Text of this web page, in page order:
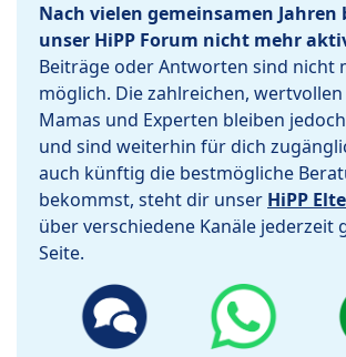
Nach vielen gemeinsamen
unser HiPP Forum nicht mehr
Beiträge oder Antworten sind nicht
möglich. Die zahlreichen,
Mamas und Experten bleiben
und sind weiterhin für dich
auch künftig die bestmögliche
bekommst, steht dir unser HiPP
über verschiedene Kanäle jederzeit
Seite.